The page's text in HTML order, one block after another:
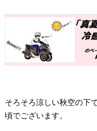
そろそろ涼しい秋空の下
頃でございます。